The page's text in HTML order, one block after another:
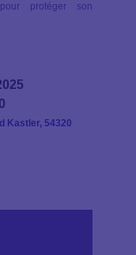
protéger son
Kastler, 54320